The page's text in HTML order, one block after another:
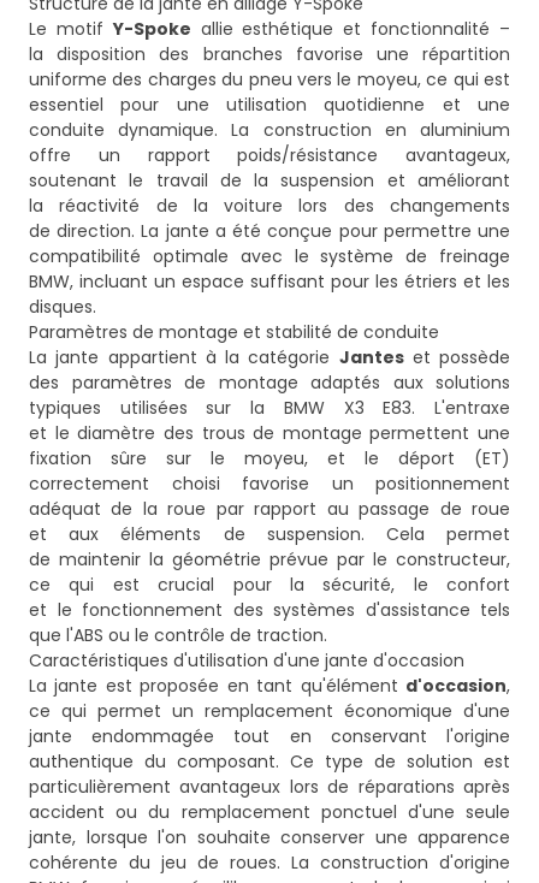
Le motifY-Spoke allie esthétique et fonctionnalité –
la disposition des branches favorise une répartition
uniforme des charges du pneu vers le moyeu, ce qui est
essentiel pour une utilisation quotidienne et une
conduite dynamique. La construction en aluminium
offre un rapport poids/résistance avantageux,
soutenant le travail de la suspension et améliorant
la réactivité de la voiture lors des changements
de direction. La jante a été conçue pour permettre une
compatibilité optimale avec le système de freinage
BMW, incluant un espace suffisant pour les étriers et les
disques.
Paramètres de montage et stabilité de conduite
La jante appartient à la catégorie Janteset possède
des paramètres de montage adaptés aux solutions
typiques utilisées sur la BMW X3 E83. L'entraxe
et le diamètre des trous de montage permettent une
fixation sûre sur le moyeu, et le déport (ET)
correctement choisi favorise un positionnement
adéquat de la roue par rapport au passage de roue
et aux éléments de suspension. Cela permet
de maintenir la géométrie prévue par le constructeur,
ce qui est crucial pour la sécurité, le confort
et le fonctionnement des systèmes d'assistance tels
que l'ABS ou le contrôle de traction.
Caractéristiques d'utilisation d'une jante d'occasion
La jante est proposée en tant qu'élément d'occasion,
ce qui permet un remplacement économique d'une
jante endommagée tout en conservant l'origine
authentique du composant. Ce type de solution est
particulièrement avantageux lors de réparations après
accident ou du remplacement ponctuel d'une seule
jante, lorsque l'on souhaite conserver une apparence
cohérente du jeu de roues. La construction d'origine